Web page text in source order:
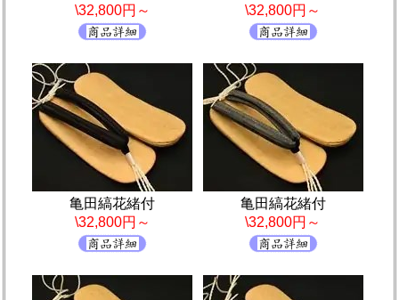
\32,800円～
\32,800円～
亀田縞花緒付
\32,800円～
亀田縞花緒付
\32,800円～